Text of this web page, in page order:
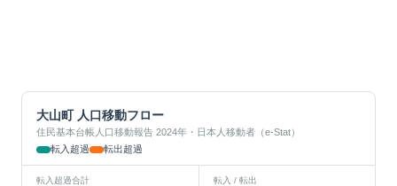
大山町人口移動フロー
住民基本台帳人口移動報告 2024年・日本人移動者（e-Stat）
転入超過
転出超過
転入超過合計 転入 / 転出